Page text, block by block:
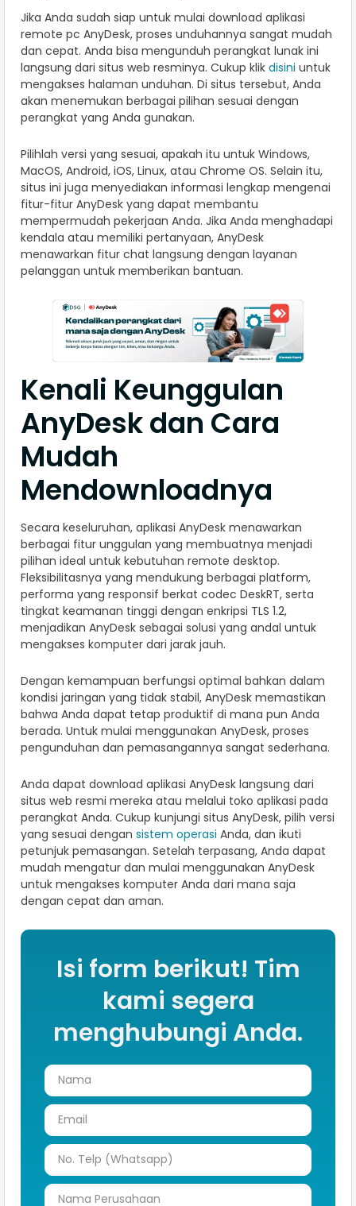
Jika Anda sudah siap untuk mulai download aplikasi
remote pc AnyDesk, proses unduhannya sangat mudah
dan cepat. Anda bisa mengunduh perangkat lunak ini
langsung dari situs web resminya. Cukup klik disini untuk
mengakses halaman unduhan. Di situs tersebut, Anda
akan menemukan berbagai pilihan sesuai dengan
perangkat yang Anda gunakan.
Pilihlah versi yang sesuai, apakah itu untuk Windows,
MacOS, Android, iOS, Linux, atau Chrome OS. Selain itu,
situs ini juga menyediakan informasi lengkap mengenai
fitur-fitur AnyDesk yang dapat membantu
mempermudah pekerjaan Anda. Jika Anda menghadapi
kendala atau memiliki pertanyaan, AnyDesk
menawarkan fitur chat langsung dengan layanan
pelanggan untuk memberikan bantuan.
Kenali Keunggulan
AnyDesk dan Cara
Mudah
Mendownloadnya
Secara keseluruhan, aplikasi AnyDesk menawarkan
berbagai fitur unggulan yang membuatnya menjadi
pilihan ideal untuk kebutuhan remote desktop.
Fleksibilitasnya yang mendukung berbagai platform,
performa yang responsif berkat codec DeskRT, serta
tingkat keamanan tinggi dengan enkripsi TLS 1.2,
menjadikan AnyDesk sebagai solusi yang andal untuk
mengakses komputer dari jarak jauh.
Dengan kemampuan berfungsi optimal bahkan dalam
kondisi jaringan yang tidak stabil, AnyDesk memastikan
bahwa Anda dapat tetap produktif di mana pun Anda
berada. Untuk mulai menggunakan AnyDesk, proses
pengunduhan dan pemasangannya sangat sederhana.
Anda dapat download aplikasi AnyDesk langsung dari
situs web resmi mereka atau melalui toko aplikasi pada
perangkat Anda. Cukup kunjungi situs AnyDesk, pilih versi
yang sesuai dengan sistem operasi Anda, dan ikuti
petunjuk pemasangan. Setelah terpasang, Anda dapat
mudah mengatur dan mulai menggunakan AnyDesk
untuk mengakses komputer Anda dari mana saja
dengan cepat dan aman.
Isi form berikut! Tim
kami segera
menghubungi Anda.